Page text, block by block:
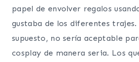
papel de envolver regalos
gustaba de los diferentes trajes.
supuesto, no sería aceptable
cosplay de manera seria. Los